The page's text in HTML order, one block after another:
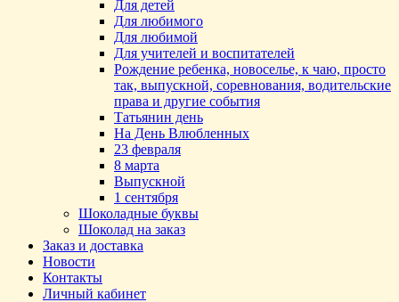
Для детей
Для любимого
Для любимой
Для учителей и воспитателей
Рождение ребенка, новоселье, к чаю, просто
так, выпускной, соревнования, водительские
права и другие события
Татьянин день
На День Влюбленных
23 февраля
8 марта
Выпускной
1 сентября
Шоколадные буквы
Шоколад на заказ
Заказ и доставка
Новости
Контакты
Личный кабинет